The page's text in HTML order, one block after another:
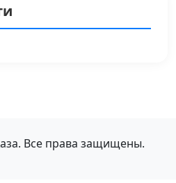
Все права защищены.